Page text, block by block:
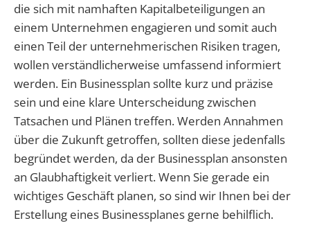
die sich mit namhaften Kapitalbeteiligungen an
einem Unternehmen engagieren und somit auch
einen Teil der unternehmerischen Risiken tragen,
wollen verständlicherweise umfassend informiert
werden. Ein Businessplan sollte kurz und präzise
sein und eine klare Unterscheidung zwischen
Tatsachen und Plänen treffen. Werden Annahmen
über die Zukunft getroffen, sollten diese jedenfalls
begründet werden, da der Businessplan ansonsten
an Glaubhaftigkeit verliert. Wenn Sie gerade ein
wichtiges Geschäft planen, so sind wir Ihnen bei der
Erstellung eines Businessplanes gerne behilflich.